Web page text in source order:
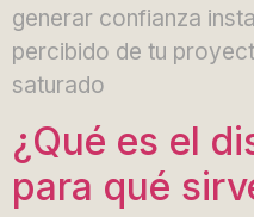
generar confianza
percibido de tu
saturado
¿Qué es el
para qué